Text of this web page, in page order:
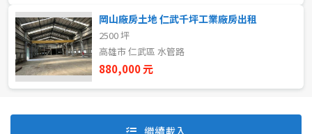
預設排序
岡山廠房土地 仁武千坪工業廠房出租
2500 坪
高雄市 仁武區 水管路
880,000 元
繼續載入